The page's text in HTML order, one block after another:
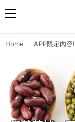
Home APP限定內容!